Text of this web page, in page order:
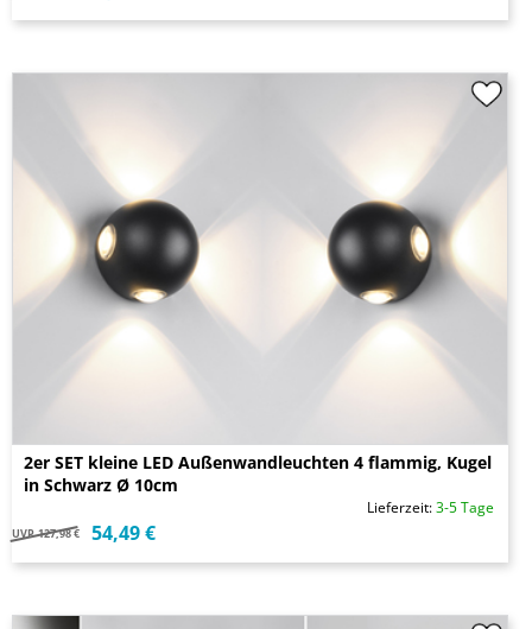
2er SET kleine LED Außenwandleuchten 4 flammig, Kugel
in Schwarz Ø 10cm
Lieferzeit:3-5 Tage
UVP 127,98 € 54,49 €